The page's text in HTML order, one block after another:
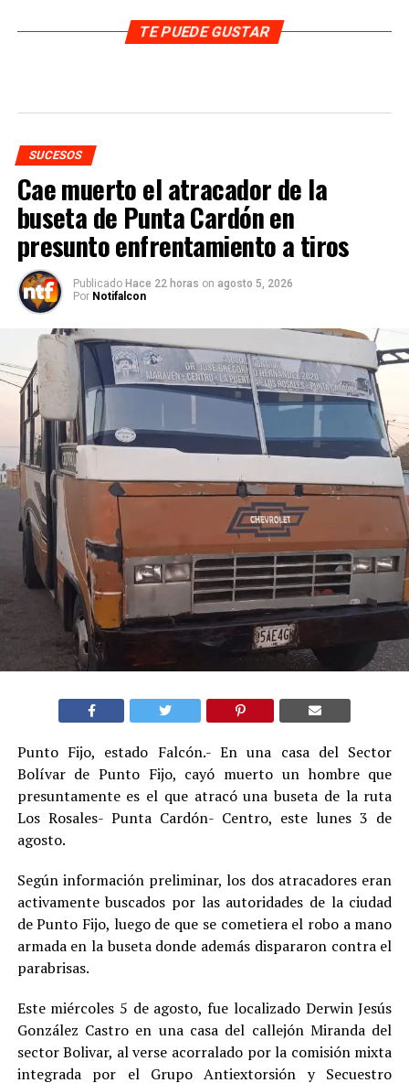
TE PUEDE GUSTAR
SUCESOS
Cae muerto el atracador de la
buseta de Punta Cardón en
presunto enfrentamiento a tiros
Publicado Hace 22 horas on agosto 5, 2026
Por Notifalcon
Punto Fijo, estado Falcón.- En una casa del Sector
Bolívar de Punto Fijo, cayó muerto un hombre que
presuntamente es el que atracó una buseta de la ruta
Los Rosales- Punta Cardón- Centro, este lunes 3 de
agosto.
Según información preliminar, los dos atracadores eran
activamente buscados por las autoridades de la ciudad
de Punto Fijo, luego de que se cometiera el robo a mano
armada en la buseta donde además dispararon contra el
parabrisas.
Este miércoles 5 de agosto, fue localizado Derwin Jesús
González Castro en una casa del callejón Miranda del
sector Bolivar, al verse acorralado por la comisión mixta
integrada por el Grupo Antiextorsión y Secuestro